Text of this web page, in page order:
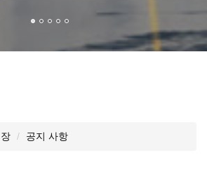
공지 사항